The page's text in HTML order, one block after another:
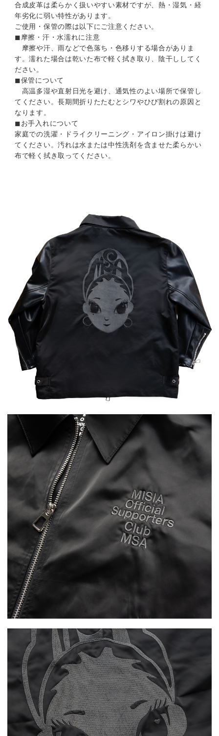
合成皮革は柔らかく扱いやすい素材ですが、熱・湿気・経
年劣化に弱い特性があります。
ご使用・保管の際は以下にご注意ください。
◼︎摩擦・汗・水濡れに注意
摩擦や汗、雨などで色落ち・色移りする場合がありま
す。濡れた場合は乾いた布で軽く拭き取り、陰干ししてく
ださい。
◼︎保管について
高温多湿や直射日光を避け、通気性のよい場所で保管し
てください。長期間折りたたむとシワやひび割れの原因と
なります。
◼︎お手入れについて
家庭での洗濯・ドライクリーニング・アイロン掛けは避け
てください。汚れは水または中性洗剤を含ませた柔らかい
布で軽く拭き取ってください。